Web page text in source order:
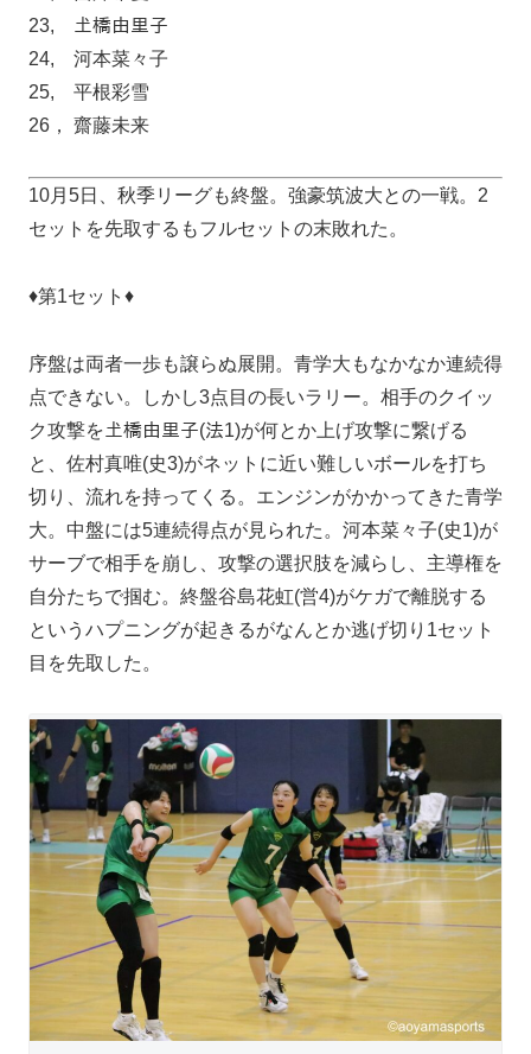
23, 𡈽橋由里子
24, 河本菜々子
25, 平根彩雪
26， 齋藤未来
10月5日、秋季リーグも終盤。強豪筑波大との一戦。2
セットを先取するもフルセットの末敗れた。
♦第1セット♦
序盤は両者一歩も譲らぬ展開。青学大もなかなか連続得
点できない。しかし3点目の長いラリー。相手のクイッ
ク攻撃を𡈽橋由里子(法1)が何とか上げ攻撃に繋げる
と、佐村真唯(史3)がネットに近い難しいボールを打ち
切り、流れを持ってくる。エンジンがかかってきた青学
大。中盤には5連続得点が見られた。河本菜々子(史1)が
サーブで相手を崩し、攻撃の選択肢を減らし、主導権を
自分たちで掴む。終盤谷島花虹(営4)がケガで離脱する
というハプニングが起きるがなんとか逃げ切り1セット
目を先取した。